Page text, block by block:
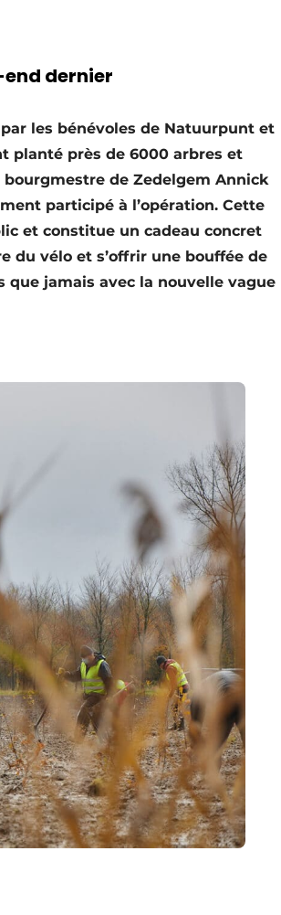
dernier
les bénévoles de Natuurpunt et
planté près de 6000 arbres et
de Zedelgem Annick
participé à l’opération. Cette
et constitue un cadeau concret
du vélo et s’offrir une bouffée de
jamais avec la nouvelle vague